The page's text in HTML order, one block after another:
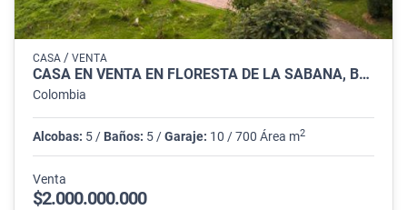
CASA / VENTA
CASA EN VENTA EN FLORESTA DE LA SABANA, BOGOTÁ
Colombia
Alcobas: 5 / Baños: 5 /Garaje: 10 / 700 Área m2
Venta
$2.000.000.000